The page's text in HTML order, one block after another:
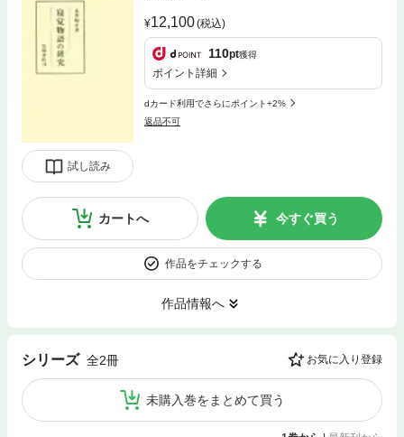
試し読み
12,100(税込)
110pt獲得
ポイント詳細
dカード利用でさらにポイント+2%
返品不可
カートへ 今すぐ買う
作品をチェックする
作品情報へ
シリーズ 全2冊 お気に入り登録
未購入巻をまとめて買う